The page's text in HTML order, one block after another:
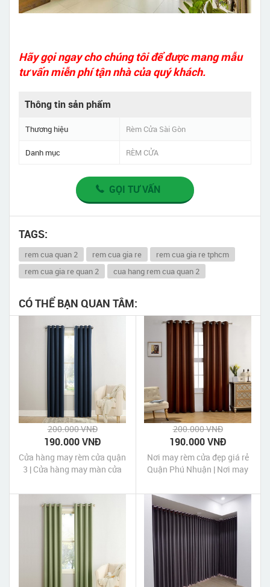
Hãy gọi ngay cho chúng tôi để được mang mẫu
tư vấn miễn phí tận nhà của quý khách.
Thông tin sản phẩm
Thương hiệu Rèm Cửa Sài Gòn
Danh mục RÈM CỬA
GỌI TƯ VẤN
TAGS:
rem cua quan 2 rem cua gia re
rem cua gia re tphcm
rem cua gia re quan 2
cua hang rem cua quan 2
CÓ THỂ BẠN QUAN TÂM:
200.000 VNĐ
190.000 VNĐ
Cửa hàng may rèm cửa quận
3 | Cửa hàng may màn cửa
200.000 VNĐ
190.000 VNĐ
Nơi may rèm cửa đẹp giá rẻ
Quận Phú Nhuận | Nơi may
Phú Nhuận Tp HCM